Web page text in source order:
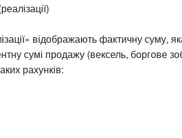
відображають фактичну суму,
сумі продажу (вексель, боргове
рахунків: